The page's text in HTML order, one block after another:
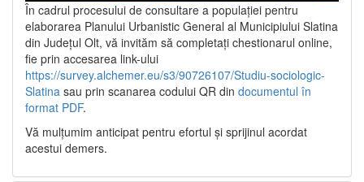
În cadrul procesului de consultare a populaţiei pentru
elaborarea Planului Urbanistic General al Municipiului Slatina
din Județul Olt, vă invităm să completați chestionarul online,
fie prin accesarea link-ului
https://survey.alchemer.eu/s3/90726107/Studiu-sociologic-
Slatina sau prin scanarea codului QR din documentul în
format PDF.
Vă mulţumim anticipat pentru efortul şi sprijinul acordat
acestui demers.